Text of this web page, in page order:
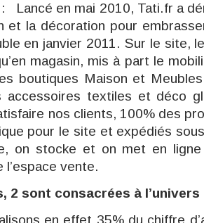
Lancé en mai 2010, Tati.fr a
et la décoration pour
en janvier 2011. Sur le site,
magasin, mis à part le
boutiques Maison et
accessoires textiles et déco
nos clients, 100% des
pour le site et expédiés
on stocke et on met en ligne
l’espace vente.
2 sont consacrées à
en effet 35% du chiffre